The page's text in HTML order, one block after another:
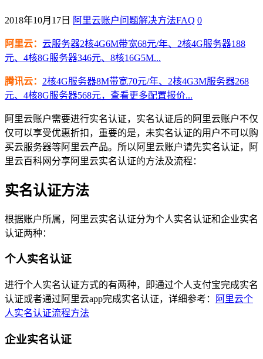
2018年10月17日 阿里云账户问题解决方法FAQ 0
阿里云： 云服务器2核4G6M带宽68元/年、2核4G服务器188
元、4核8G服务器346元、8核16G5M...
腾讯云： 2核4G服务器8M带宽70元/年、2核4G3M服务器268
元、4核8G服务器568元，查看更多配置报价...
阿里云账户需要进行实名认证，实名认证后的阿里云账户不仅
仅可以享受优惠折扣，重要的是，未实名认证的用户不可以购
买云服务器等阿里云产品。所以阿里云账户请先实名认证，阿
里云百科网分享阿里云实名认证的方法及流程：
实名认证方法
根据账户所属，阿里云实名认证分为个人实名认证和企业实名
认证两种：
个人实名认证
进行个人实名认证方式的有两种，即通过个人支付宝完成实名
认证或者通过阿里云app完成实名认证，详细参考：
阿里云个
人实名认证流程方法
企业实名认证